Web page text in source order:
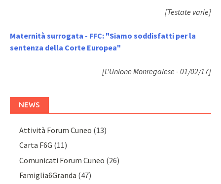
[Testate varie]
Maternità surrogata - FFC: "Siamo soddisfatti per la
sentenza della Corte Europea"
[L'Unione Monregalese - 01/02/17]
NEWS
Attività Forum Cuneo (13)
Carta F6G (11)
Comunicati Forum Cuneo (26)
Famiglia6Granda (47)